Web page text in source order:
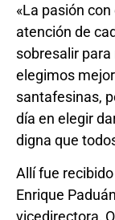
«La pasión
atención de
sobresalir
elegimos
santafesinas,
día en elegir
digna que
Allí fue
Enrique
vicedirectora,